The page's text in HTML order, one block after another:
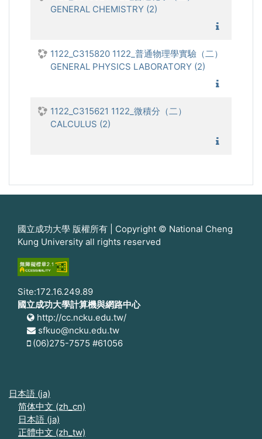
GENERAL CHEMISTRY (2)
1122_C315820 1122_普通物理學實驗（二）
GENERAL PHYSICS LABORATORY (2)
1122_C315621 1122_微積分（二）
CALCULUS (2)
國立成功大學 版權所有 | Copyright © National Cheng
Kung University all rights reserved
Site:172.16.249.89
國立成功大學計算機與網路中心
http://cc.ncku.edu.tw/
sfkuo@ncku.edu.tw
(06)275-7575 #61056
日本語 ‎(ja)‎
简体中文 ‎(zh_cn)‎
日本語 ‎(ja)‎
正體中文 ‎(zh_tw)‎